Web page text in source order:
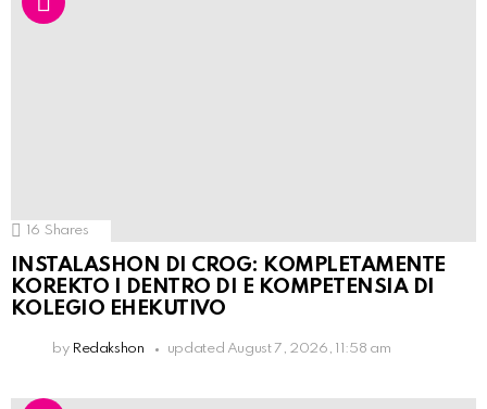
16 Shares
INSTALASHON DI CROG: KOMPLETAMENTE
KOREKTO I DENTRO DI E KOMPETENSIA DI
KOLEGIO EHEKUTIVO
by Redakshon updated August 7, 2026, 11:58 am